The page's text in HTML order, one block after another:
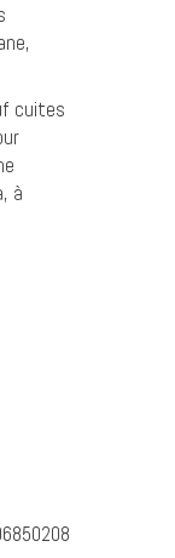
cuites
, à